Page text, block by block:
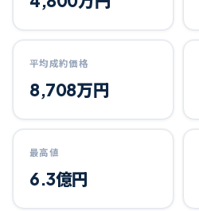
平均成約価格
8,708万円
最高値
6.3億円